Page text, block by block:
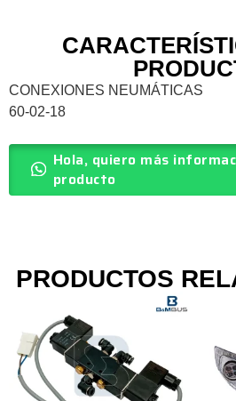
CONEXIONES NEUMÁTICAS
60-02-18
Hola, quiero más
producto
PRODUCTOS